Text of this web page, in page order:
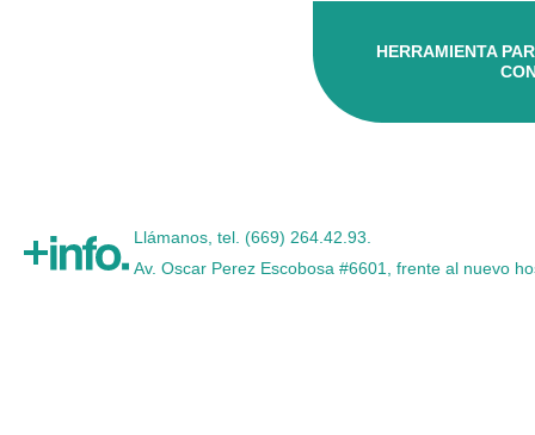
HERRAMIENTA
Llámanos, tel. (669) 264.42.93.
Av. Oscar Perez Escobosa #6601, frente al nuevo